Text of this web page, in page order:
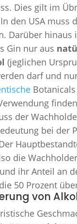
Dies gilt im
den USA muss
Darüber hinaus
Gin nur aus
(jeglichen
darf und
der
bei der
die
ihr Anteil an
50 Prozent
von